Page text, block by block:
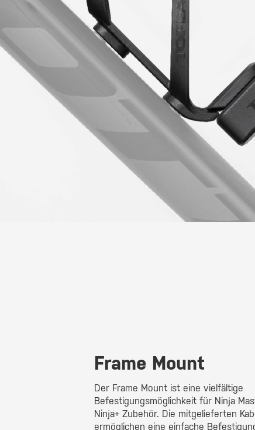
Frame Mount
Der Frame Mount ist eine vielfältige
Befestigungsmöglichkeit für Ninja
Ninja+ Zubehör. Die mitgelieferten
ermöglichen eine einfache